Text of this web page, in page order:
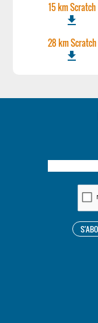
15 km Scratch
file_download
28 km Scratch
file_download